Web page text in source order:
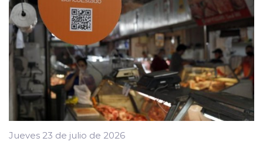
Jueves 23 de julio de 2026